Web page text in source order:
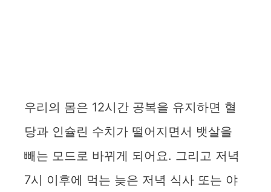
우리의 몸은 12시간 공복을 유지하면 혈
당과 인슐린 수치가 떨어지면서 뱃살을
빼는 모드로 바뀌게 되어요. 그리고 저녁
7시 이후에 먹는 늦은 저녁 식사 또는 야